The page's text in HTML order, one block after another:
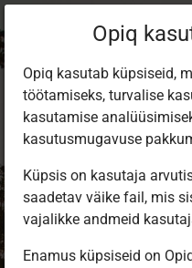
Opiq
Opiq kasutab küpsiseid,
töötamiseks, turvalise
kasutamise
kasutusmugavuse
Küpsis on kasutaja
saadetav väike fail, mis
vajalikke andmeid
Enamus küpsiseid on